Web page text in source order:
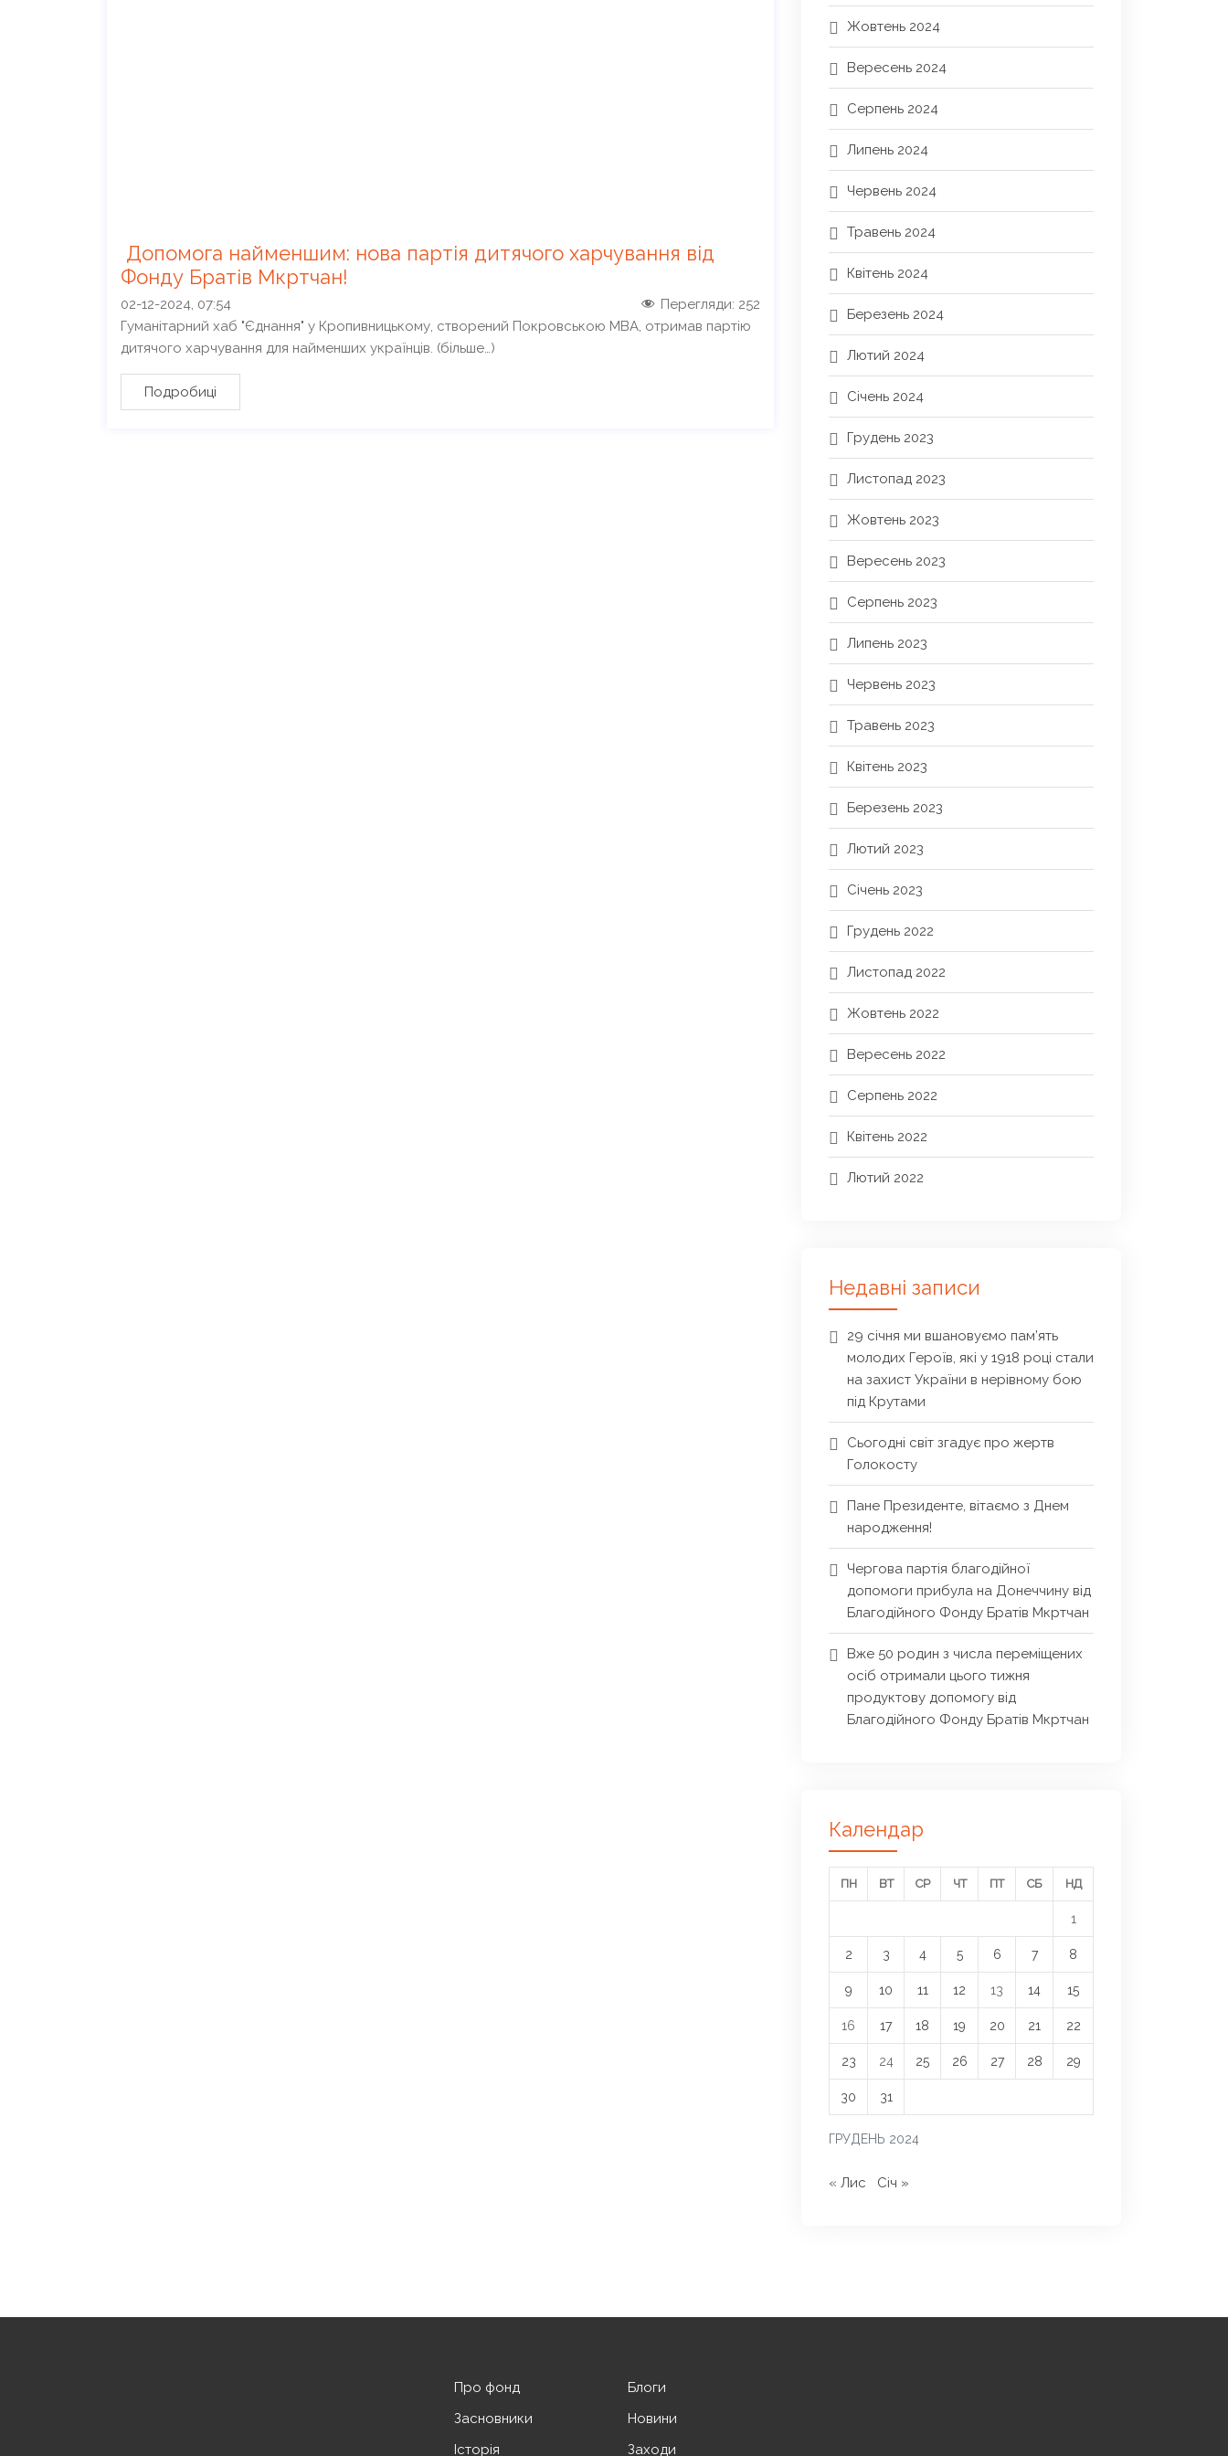
Допомога найменшим: нова партія дитячого харчування від
Фонду Братів Мкртчан!
02-12-2024, 07:54 Перегляди: 252
Гуманітарний хаб "Єднання" у Кропивницькому, створений Покровською МВА, отримав партію
дитячого харчування для найменших українців. (більше…)
Подробиці
Жовтень 2024
Вересень 2024
Серпень 2024
Липень 2024
Червень 2024
Травень 2024
Квітень 2024
Березень 2024
Лютий 2024
Січень 2024
Грудень 2023
Листопад 2023
Жовтень 2023
Вересень 2023
Серпень 2023
Липень 2023
Червень 2023
Травень 2023
Квітень 2023
Березень 2023
Лютий 2023
Січень 2023
Грудень 2022
Листопад 2022
Жовтень 2022
Вересень 2022
Серпень 2022
Квітень 2022
Лютий 2022
Недавні записи
29 січня ми вшановуємо пам’ять
молодих Героїв, які у 1918 році стали
на захист України в нерівному бою
під Крутами
Сьогодні світ згадує про жертв
Голокосту
Пане Президенте, вітаємо з Днем
народження!
Чергова партія благодійної
допомоги прибула на Донеччину від
Благодійного Фонду Братів Мкртчан
Вже 50 родин з числа переміщених
осіб отримали цього тижня
продуктову допомогу від
Благодійного Фонду Братів Мкртчан
Календар
ГРУДЕНЬ 2024
ПН ВТ СР ЧТ ПТ СБ НД
1
2 3 4 5 6 7 8
9 10 11 12 13 14 15
16 17 18 19 20 21 22
23 24 25 26 27 28 29
30 31
« Лис Січ »
Про фонд
Засновники
Історія
Блоги
Новини
Заходи